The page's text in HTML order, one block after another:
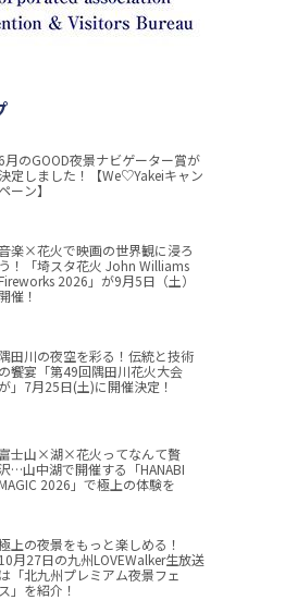
6月のGOOD夜景ナビゲーター賞が
決定しました！【We♡Yakeiキャン
ペーン】
音楽×花火で映画の世界観に浸ろ
う！「埼スタ花火 John Williams
2026」が9月5日（土）
催！
隅田川の夜空を彩る！伝統と技術
の饗宴「第49回隅田川花火大会
が」7月25日(土)に開催決定！
富士山×湖×花火ってなんて贅
…山中湖で開催する「HANABI
2026」で極上の体験を
上の夜景をもっと楽しめる！
10月27日の九州LOVEWalker生放送
は「北九州プレミアム夜景フェ
ス」を紹介！